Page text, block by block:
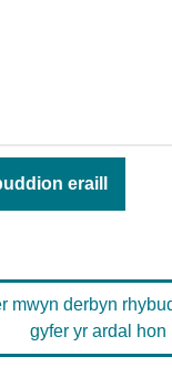
eraill
mwyn derbyn
gyfer yr ardal hon